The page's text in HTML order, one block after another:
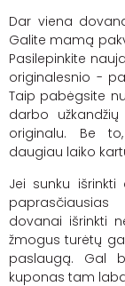
Dar viena
Galite mamą
Pasilepinkite
originalesnio -
Taip pabėgsite
darbo
originalu. Be
daugiau laiko
Jei sunku
dovanai išrinkti
žmogus turėtų
paslaugą. Gal
kuponas tam